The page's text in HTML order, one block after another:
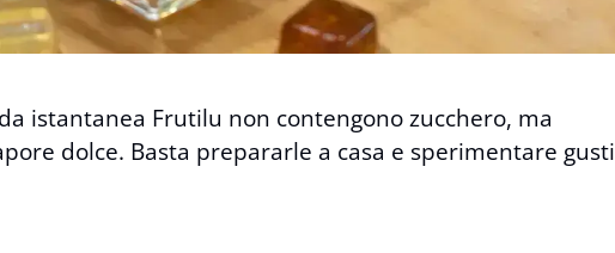
istantanea Frutilu non contengono zucchero, ma
dolce. Basta prepararle a casa e sperimentare gusti